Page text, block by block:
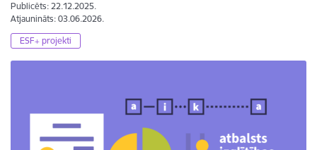
Publicēts: 22.12.2025.
Atjaunināts: 03.06.2026.
ESF+ projekti